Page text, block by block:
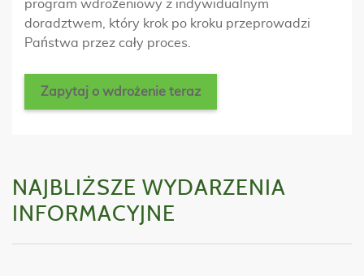
program wdrożeniowy z indywidualnym
doradztwem, który krok po kroku przeprowadzi
Państwa przez cały proces.
Zapytaj o wdrożenie teraz
NAJBLIŻSZE WYDARZENIA
INFORMACYJNE